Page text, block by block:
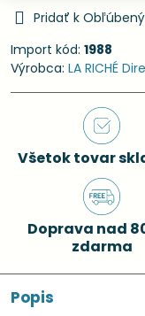
Pridať k
Import kód: 1988
Výrobca: LA RICHÉ
Všetok tovar
Doprava nad
zdarma
Popis